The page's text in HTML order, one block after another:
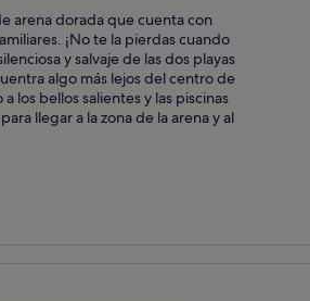
arena dorada que cuenta con
¡No te la pierdas cuando
y salvaje de las dos playas
algo más lejos del centro de
los bellos salientes y las piscinas
llegar a la zona de la arena y al